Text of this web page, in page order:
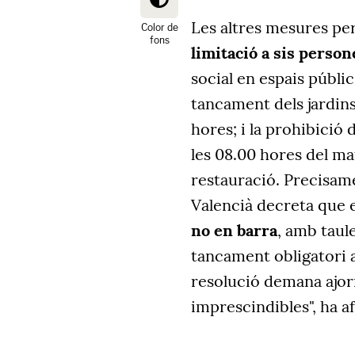
Color de
fons
Les altres mesures
limitació a sis
social en espais
tancament dels
hores; i la prohibició
les 08.00 hores del
restauració.
Valencià decreta que
no en barra, amb
tancament obligatori
resolució demana
imprescindibles", ha